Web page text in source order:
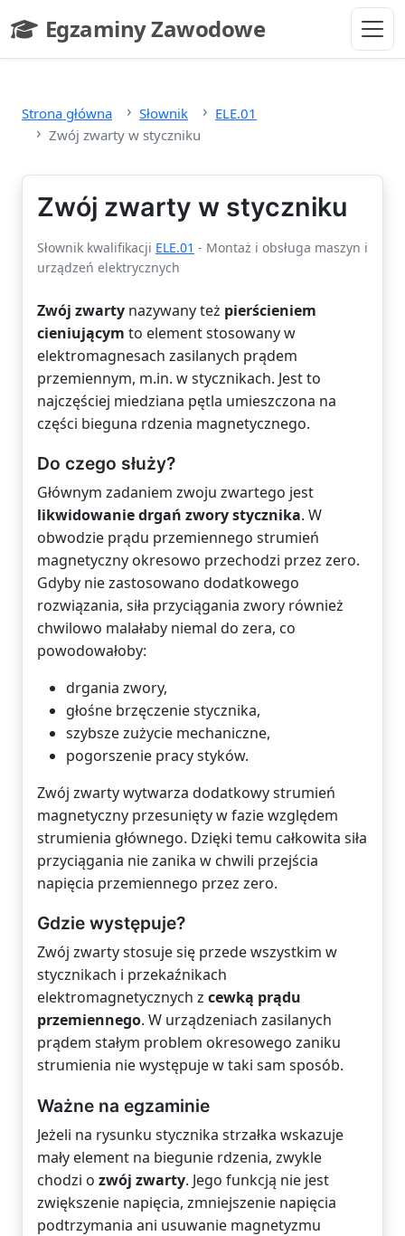
Egzaminy Zawodowe
- strona główna
Strona główna Słownik
ELE.01
Zwój zwarty w styczniku
Zwój zwarty w styczniku
Słownik kwalifikacji ELE.01 - Montaż i obsługa maszyn i
urządzeń elektrycznych
Zwój zwarty nazywany też pierścieniem
cieniującym to element stosowany w
elektromagnesach zasilanych prądem
przemiennym, m.in. w stycznikach. Jest to
najczęściej miedziana pętla umieszczona na
części bieguna rdzenia magnetycznego.
Do czego służy?
Głównym zadaniem zwoju zwartego jest
likwidowanie drgań zwory stycznika. W
obwodzie prądu przemiennego strumień
magnetyczny okresowo przechodzi przez zero.
Gdyby nie zastosowano dodatkowego
rozwiązania, siła przyciągania zwory również
chwilowo malałaby niemal do zera, co
powodowałoby:
drgania zwory,
głośne brzęczenie stycznika,
szybsze zużycie mechaniczne,
pogorszenie pracy styków.
Zwój zwarty wytwarza dodatkowy strumień
magnetyczny przesunięty w fazie względem
strumienia głównego. Dzięki temu całkowita siła
przyciągania nie zanika w chwili przejścia
napięcia przemiennego przez zero.
Gdzie występuje?
Zwój zwarty stosuje się przede wszystkim w
stycznikach i przekaźnikach
elektromagnetycznych z cewką prądu
przemiennego. W urządzeniach zasilanych
prądem stałym problem okresowego zaniku
strumienia nie występuje w taki sam sposób.
Ważne na egzaminie
Jeżeli na rysunku stycznika strzałka wskazuje
mały element na biegunie rdzenia, zwykle
chodzi o zwój zwarty. Jego funkcją nie jest
zwiększenie napięcia, zmniejszenie napięcia
podtrzymania ani usuwanie magnetyzmu